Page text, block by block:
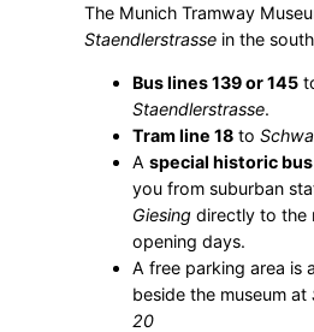
The Munich Tramway
Staendlerstrasse in the
Bus lines 139 or 145
Staendlerstrasse.
Tram line 18 to
A special historic
you from suburban
Giesing directly to the
opening days.
A free parking area is
beside the museum at
20